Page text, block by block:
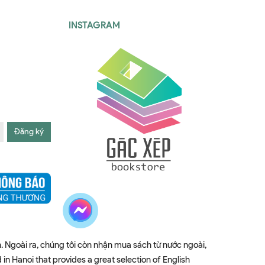
Đăng ký
INSTAGRAM
ra, chúng tôi còn nhận mua sách từ nước ngoài,
Hanoi that provides a great selection of English